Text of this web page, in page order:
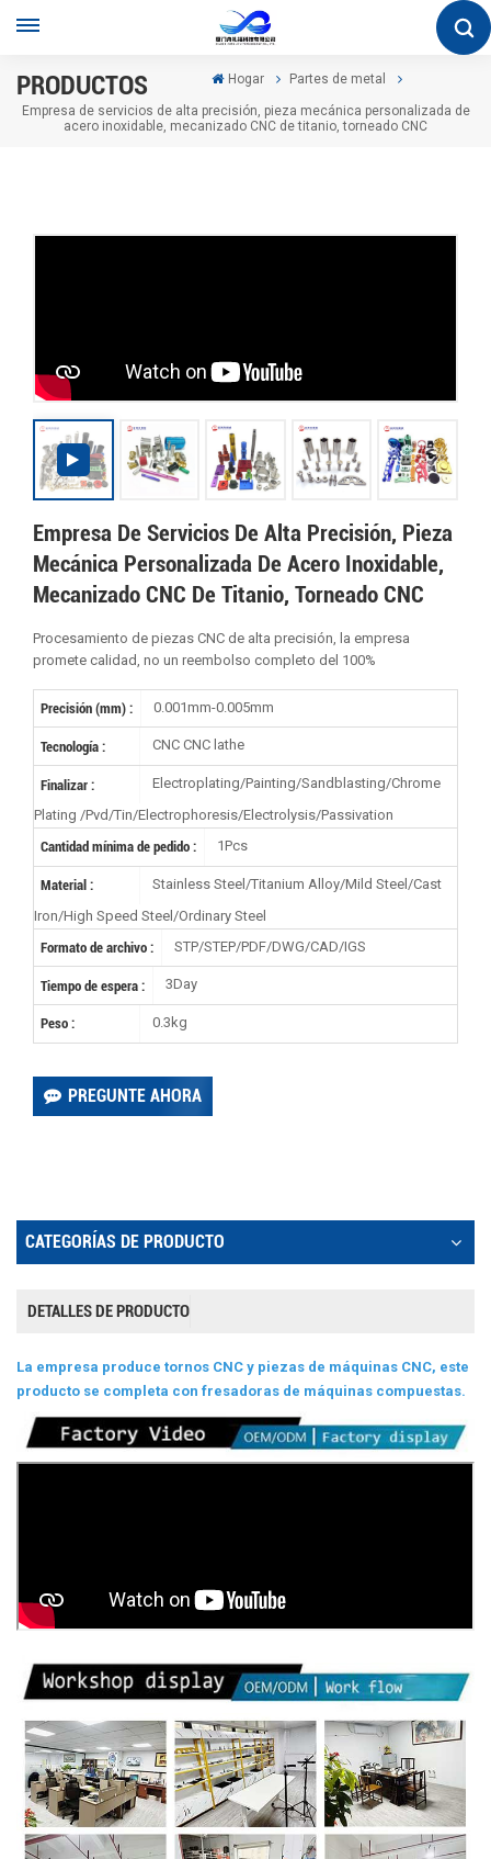
PRODUCTOS Hogar Partes de metal
Empresa de servicios de alta precisión, pieza mecánica personalizada de
acero inoxidable, mecanizado CNC de titanio, torneado CNC
Empresa De Servicios De Alta Precisión, Pieza
Mecánica Personalizada De Acero Inoxidable,
Mecanizado CNC De Titanio, Torneado CNC
Procesamiento de piezas CNC de alta precisión, la empresa
promete calidad, no un reembolso completo del 100%
Precisión (mm) : 0.001mm-0.005mm
Tecnología : CNC CNC lathe
Finalizar :
Electroplating/Painting/Sandblasting/Chrome
Plating /Pvd/Tin/Electrophoresis/Electrolysis/Passivation
Cantidad mínima de pedido :
1Pcs
Material :
Stainless Steel/Titanium Alloy/Mild Steel/Cast
Iron/High Speed Steel/Ordinary Steel
Formato de archivo :
STP/STEP/PDF/DWG/CAD/IGS
Tiempo de espera : 3Day
Peso : 0.3kg
PREGUNTE AHORA
CATEGORÍAS DE PRODUCTO
DETALLES DE PRODUCTO
La empresa produce tornos CNC y piezas de máquinas CNC, este
producto se completa con fresadoras de máquinas compuestas.